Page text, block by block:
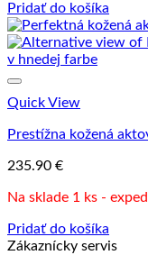
Pridať do košíka
Quick View
Prestížna kožená
235.90 €
Na sklade 1 ks -
Pridať do košíka
Zákaznícky servis